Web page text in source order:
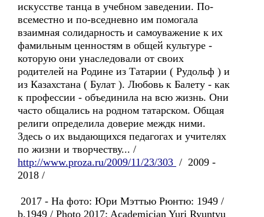
искусстве танца в учебном заведении. По-
всеместно и по-вседневно им помогала
взаимная солидарность и самоуважение к их
фамильным ценностям в общей культуре -
которую они унаследовали от своих
родителей на Родине из Татарии ( Рудольф ) и
из Казахстана ( Булат ). Любовь к Балету - как
к профессии - объединила на всю жизнь. Они
часто общались на родном татарском. Общая
религи определила доверие междк ними.
Здесь о их выдающихся педагогах и учителях
по жизни и творчеству... /
http://www.proza.ru/2009/11/23/303 / 2009 -
2018 /
2017 - На фото: Юри Мэттью Рюнтю: 1949 /
b.1949 / Photo 2017: Academician Yuri Ryuntyu